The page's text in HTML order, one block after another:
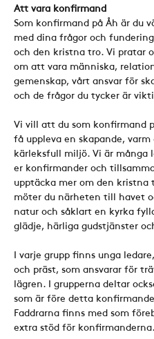
Att vara konfirmand
Som konfirmand på Åh är du
med dina frågor och
och den kristna tro. Vi pratar
om att vara människa,
gemenskap, vårt ansvar för
och de frågor du tycker är
Vi vill att du som konfirmand
få uppleva en skapande, varm
kärleksfull miljö. Vi är många
er konfirmander och
upptäcka mer om den kristna
möter du närheten till havet
natur och såklart en kyrka
glädje, härliga gudstjänster
I varje grupp finns unga
och präst, som ansvarar för
lägren. I grupperna deltar
som är före detta
Faddrarna finns med som
extra stöd för konfirmanderna.